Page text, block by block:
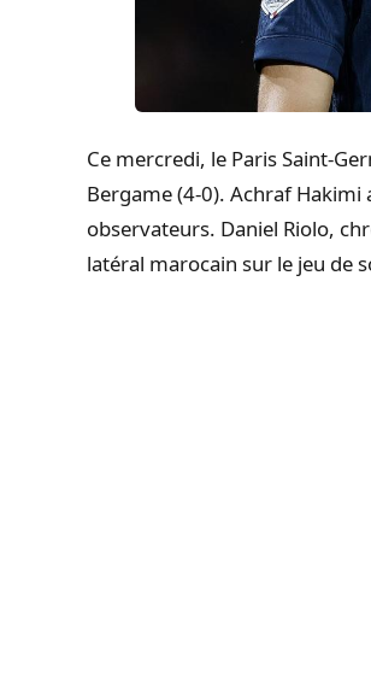
Ce mercredi, le Paris Saint-
Bergame (4-0). Achraf
observateurs. Daniel Riolo,
latéral marocain sur le jeu de